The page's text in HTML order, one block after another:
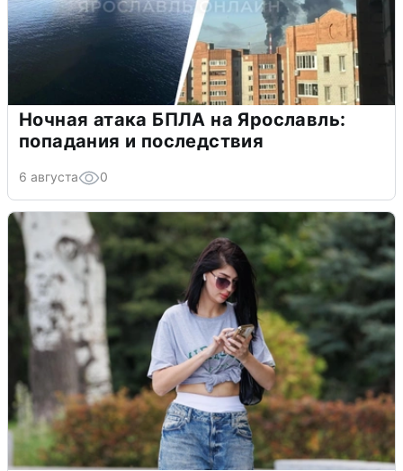
Ночная атака БПЛА на Ярославль:
попадания и последствия
6 августа 0